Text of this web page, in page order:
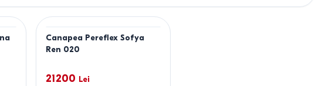
Canapea Pereflex Sofya
Ren 020
21200 Lei